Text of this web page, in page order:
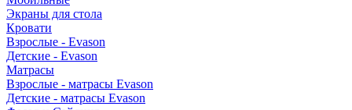
Экраны для стола
Кровати
Взрослые - Evason
Детские - Evason
Матрасы
Взрослые - матрасы Evason
Детские - матрасы Evason